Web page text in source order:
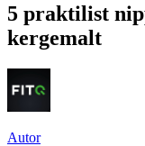
5 praktilist
kergemalt
Autor